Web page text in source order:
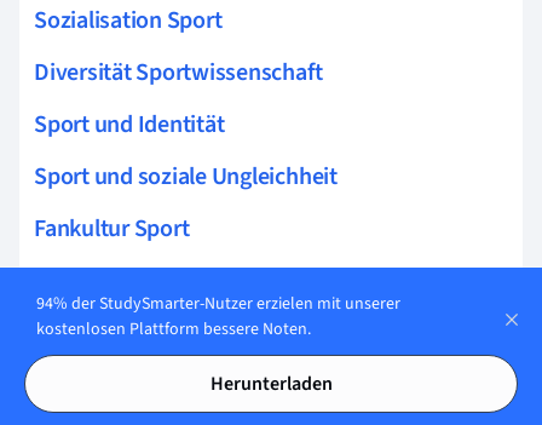
Sozialisation Sport
Diversität Sportwissenschaft
Sport und Identität
Sport und soziale Ungleichheit
Fankultur Sport
Geschlechterrollen Sportarten
Sport und Gesellschaft
94% der StudySmarter-Nutzer erzielen mit unserer
kostenlosen Plattform bessere Noten.
Herunterladen